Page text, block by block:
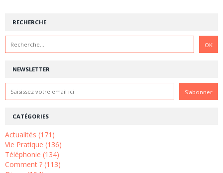
NEWSLETTER
RECHERCHE
CATÉGORIES
Actualités (171)
Vie Pratique (136)
Téléphonie (134)
Comment ? (113)